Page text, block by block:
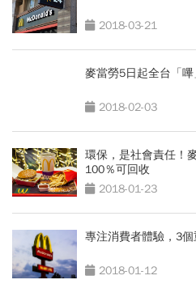
2018-03-21
麥當勞5日起全台「
2018-02-03
環保，是社會責任！
100％可回收
2018-01-23
專注消費者體驗，3
2018-01-12